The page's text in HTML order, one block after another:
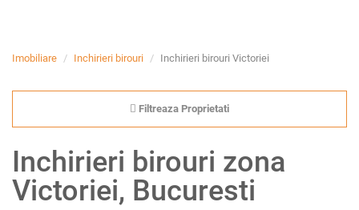
Imobiliare Inchirieri birouri Inchirieri birouri Victoriei
Filtreaza Proprietati
Inchirieri birouri zona
Victoriei, Bucuresti
VANZARE
TERENURI DE VANZARE
APARTAMENTE DE
INCHIRIAT